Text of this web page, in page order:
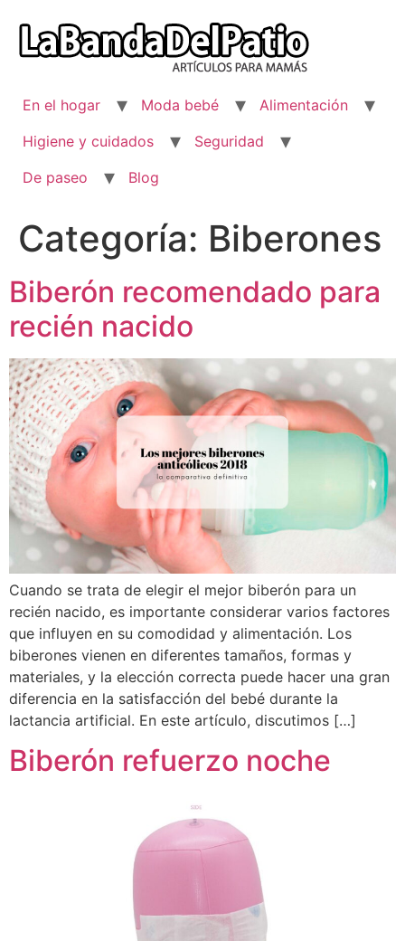
contenido
En el hogar Moda bebé
Alimentación
Higiene y cuidados
Seguridad
De paseo
Blog
Categoría: Biberones
Biberón recomendado para
recién nacido
Cuando se trata de elegir el mejor biberón para un
recién nacido, es importante considerar varios factores
que influyen en su comodidad y alimentación. Los
biberones vienen en diferentes tamaños, formas y
materiales, y la elección correcta puede hacer una gran
diferencia en la satisfacción del bebé durante la
lactancia artificial. En este artículo, discutimos […]
Biberón refuerzo noche